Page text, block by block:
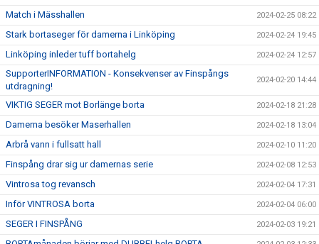
Match i Mässhallen 2024-02-25 08:22
Stark bortaseger för damerna i Linköping 2024-02-24 19:45
Linköping inleder tuff bortahelg 2024-02-24 12:57
SupporterINFORMATION - Konsekvenser av Finspångs
utdragning!
2024-02-20 14:44
VIKTIG SEGER mot Borlänge borta 2024-02-18 21:28
Damerna besöker Maserhallen 2024-02-18 13:04
Arbrå vann i fullsatt hall 2024-02-10 11:20
Finspång drar sig ur damernas serie 2024-02-08 12:53
Vintrosa tog revansch 2024-02-04 17:31
Inför VINTROSA borta 2024-02-04 06:00
SEGER I FINSPÅNG 2024-02-03 19:21